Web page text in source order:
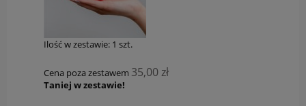
Ilość w zestawie: 1 szt.
Cena poza zestawem 35,00 zł
Taniej w zestawie!